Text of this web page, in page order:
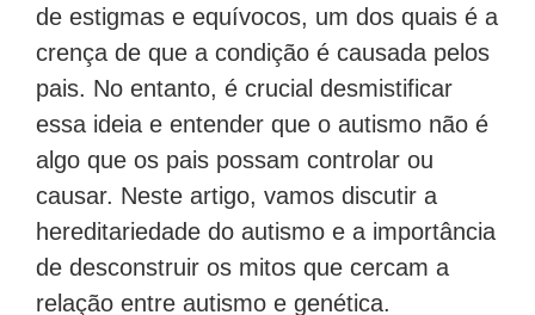
de estigmas e equívocos, um dos quais é a
crença de que a condição é causada pelos
pais. No entanto, é crucial desmistificar
essa ideia e entender que o autismo não é
algo que os pais possam controlar ou
causar. Neste artigo, vamos discutir a
hereditariedade do autismo e a importância
de desconstruir os mitos que cercam a
relação entre autismo e genética.